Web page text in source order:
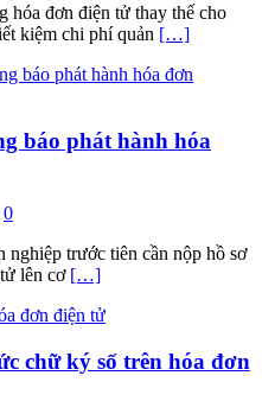
hóa đơn điện tử thay thế cho
kiệm chi phí quản […]
báo phát hành hóa
0
trước tiên cần nộp hồ sơ
lên cơ […]
chữ ký số trên hóa đơn